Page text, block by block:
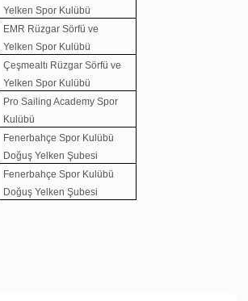
Yelken Spor Kulübü
EMR Rüzgar Sörfü ve
Yelken Spor Kulübü
Çeşmealtı Rüzgar Sörfü ve
Yelken Spor Kulübü
Pro Sailing Academy Spor
Kulübü
Fenerbahçe Spor Kulübü
Doğuş Yelken Şubesi
Fenerbahçe Spor Kulübü
Doğuş Yelken Şubesi